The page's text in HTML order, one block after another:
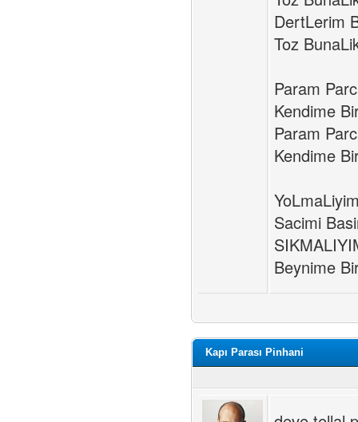
DertLerim
Toz
Param
Kendime
Param
Kendime
Sacimi
Beynime
Kapı Parası Pinhani